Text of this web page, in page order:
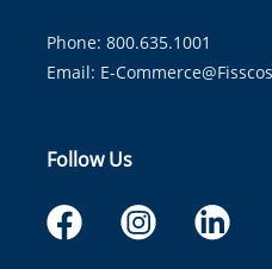
Phone: 800.635.1001
Email: E-
Follow Us